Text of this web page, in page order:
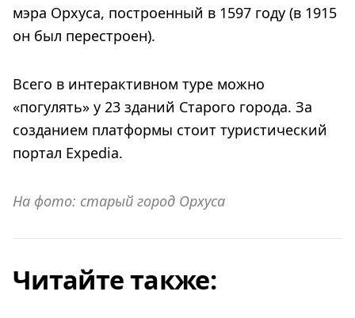
мэра Орхуса, построенный в 1597 году (в 1915
он был перестроен).
Всего в интерактивном туре можно
«погулять» у 23 зданий Старого города. За
созданием платформы стоит туристический
портал Expedia.
На фото: старый город Орхуса
Читайте также: